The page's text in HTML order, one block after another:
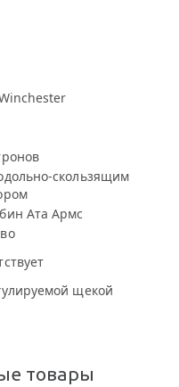
скользящим
Ата Армс
щекой
товары